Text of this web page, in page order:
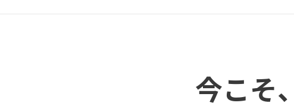
今こそ